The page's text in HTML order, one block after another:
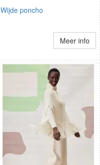
Wijde poncho
Meer info